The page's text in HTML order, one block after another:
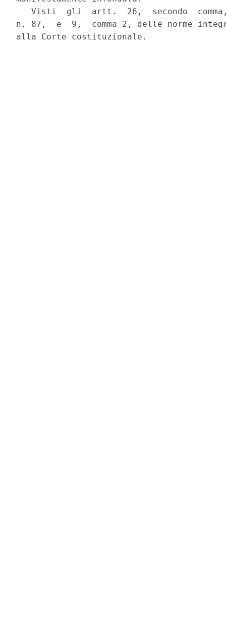
Visti  gli  artt.  26,  secondo
n. 87,  e  9,  comma 2, delle norme